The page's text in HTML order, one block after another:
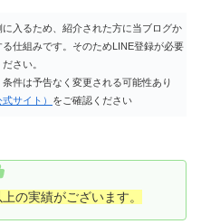
入るため、紹介された方に当ブログか
る仕組みです。そのためLINE登録が必要
さい。
件は予告なく変更される可能性あり
サイト） をご確認ください
の実績がございます。